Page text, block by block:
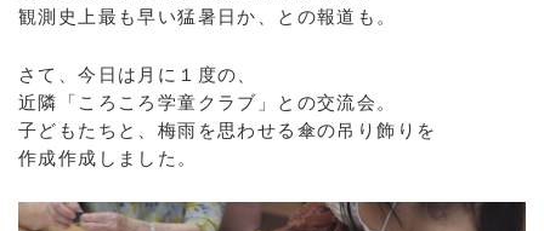
観測史上最も早い猛暑日か、との報道も。
さて、今日は月に１度の、
近隣「ころころ学童クラブ」との交流会。
子どもたちと、梅雨を思わせる傘の吊り飾りを
作成作成しました。